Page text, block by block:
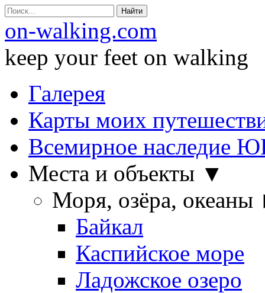
Search
for:
on-walking.com
keep your feet on walking
ПропуститьГалерея
Карты моих
Всемирное наследие
Места и объекты ▼
Моря, озёра,
Байкал
Каспийское море
Ладожское озеро